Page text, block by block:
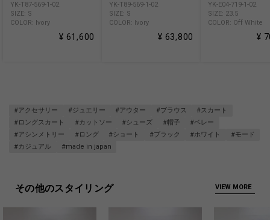
YK-T87-569-1-02
SIZE: S
COLOR: Ivory
¥ 61,600
YK-T89-569-1-02
SIZE: S
COLOR: Ivory
¥ 63,800
YK-E04-719-1-02
SIZE: 23.5
COLOR: Off White
¥
#アクセサリー #ジュエリー #アウター #ブラウス
#スカート
#ロングスカート
#カットソー #シューズ #帽子
#ベレー
#アシンメトリー
#ロング #ショート #ブラック #ホワイト
#モード
#カジュアル
#made in japan
その他のスタイリング VIEW MORE